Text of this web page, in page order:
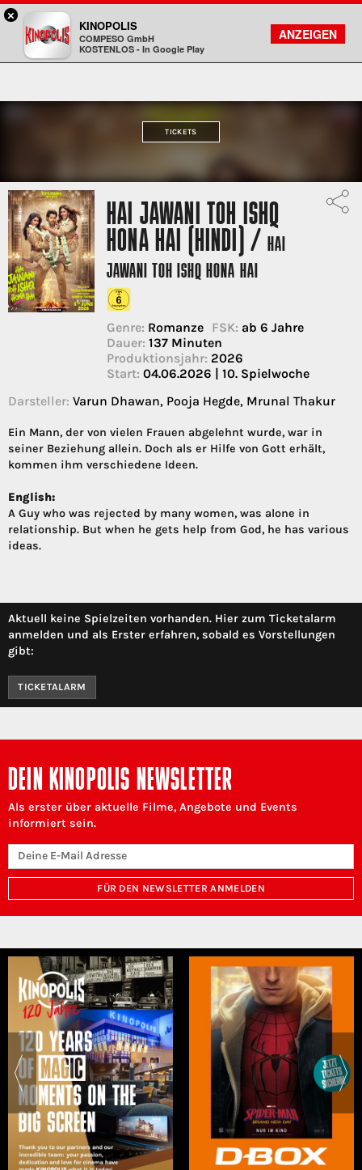
Kinopolis
FILMSUCHE
KONTO
TICKETS
HAI JAWANI TOH ISHQ
HONA HAI (HINDI) /HAI
JAWANI TOH ISHQ HONA HAI
Genre: Romanze FSK: ab 6 Jahre
Dauer: 137 Minuten
Produktionsjahr: 2026
Start: 04.06.2026 | 10. Spielwoche
Darsteller: Varun Dhawan, Pooja Hegde, Mrunal Thakur
Ein Mann, der von vielen Frauen abgelehnt wurde, war in
seiner Beziehung allein. Doch als er Hilfe von Gott erhält,
kommen ihm verschiedene Ideen.
English:
A Guy who was rejected by many women, was alone in
relationship. But when he gets help from God, he has various
ideas.
Aktuell keine Spielzeiten vorhanden. Hier zum Ticketalarm
anmelden und als Erster erfahren, sobald es Vorstellungen
gibt:
TICKETALARM
DEIN KINOPOLIS NEWSLETTER
Als erster über aktuelle Filme, Angebote und Events
informiert sein.
FÜR DEN NEWSLETTER ANMELDEN
×
KINOPOLIS
COMPESO GmbH
KOSTENLOS - In Google Play
ANZEIGEN